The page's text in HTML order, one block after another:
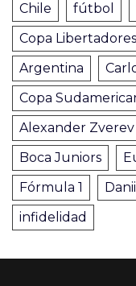
Chile fútbol
Copa Libertadores
Argentina
Copa
Alexander Zverev
Boca Juniors
Fórmula 1
infidelidad